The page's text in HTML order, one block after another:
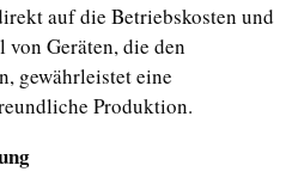
auf die Betriebskosten und
von Geräten, die den
gewährleistet eine
Produktion.